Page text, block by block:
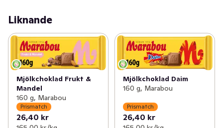
Liknande
Mjölkchoklad Frukt &
Mandel
160 g, Marabou
Prismatch
26,40 kr
Mjölkchoklad Daim
160 g, Marabou
Prismatch
26,40 kr